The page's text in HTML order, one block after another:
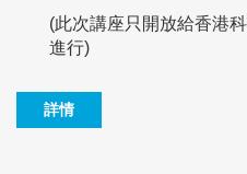
(此次講座只開放給香港
進行)
詳情